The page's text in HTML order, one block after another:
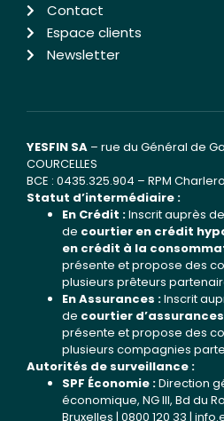
Contact
Espace clients
Newsletter
YESFIN SA – rue du Général de
COURCELLES
BCE : 0435.325.904 – RPM
Statut d’intermédiaire :
En Crédit :Inscrit auprès
de courtier en crédit
en crédit à la
présente et propose des
plusieurs prêteurs
En Assurances :Inscrit
de courtier d’assurances
présente et propose des
plusieurs compagnies
Autorités de surveillance :
SPF Économie :Direction
économique, NG III, Bd du
Bruxelles | 0800 120 33 |